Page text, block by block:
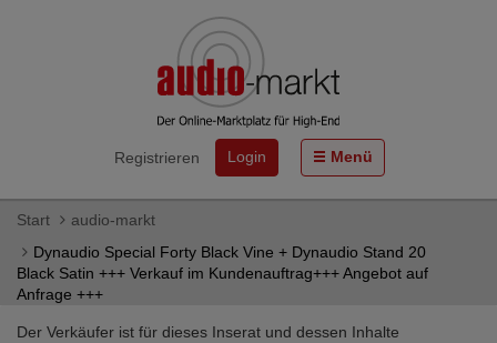
Registrieren Login Menü
Start
audio-markt
Dynaudio Special Forty Black Vine + Dynaudio Stand 20
Black Satin +++ Verkauf im Kundenauftrag+++ Angebot auf
Anfrage +++
Der Verkäufer ist für dieses Inserat und dessen Inhalte